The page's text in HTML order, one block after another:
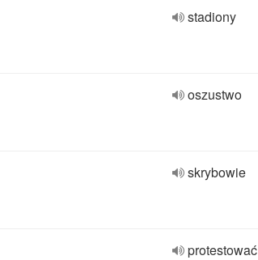
stadiony
oszustwo
skrybowie
protestować